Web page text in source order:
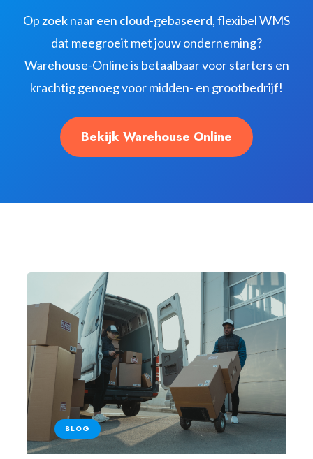
Op zoek naar een cloud-gebaseerd, flexibel WMS
dat meegroeit met jouw onderneming?
Warehouse-Online is betaalbaar voor starters en
krachtig genoeg voor midden- en grootbedrijf!
Bekijk Warehouse Online
BLOG